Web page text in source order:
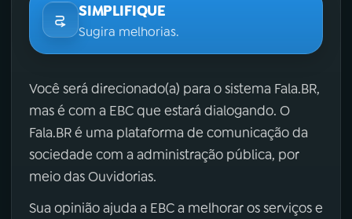
SIMPLIFIQUE
Sugira melhorias.
Você será direcionado(a) para o sistema Fala.BR,
mas é com a EBC que estará dialogando. O
Fala.BR é uma plataforma de comunicação da
sociedade com a administração pública, por
meio das Ouvidorias.
Sua opinião ajuda a EBC a melhorar os serviços e